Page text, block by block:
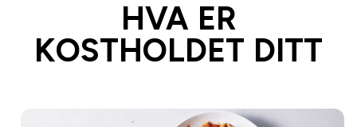
HVA ER
KOSTHOLDET DITT